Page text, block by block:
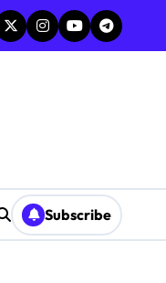
Subscribe